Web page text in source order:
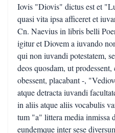
Iovis "Diovis" dictus est et
quasi vita ipsa afficeret et
Cn. Naevius in libris belli
igitur et Diovem a iuvando
qui non iuvandi potestatem,
deos quosdam, ut
obessent, placabant -,
atque detracta iuvandi
in aliis atque aliis vocabulis
tum "a" littera media inmissa
eundemque inter sese